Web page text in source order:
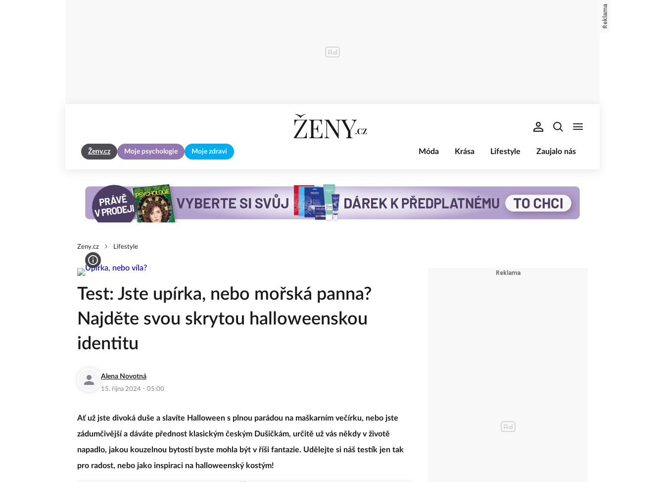
Ženy.cz Moje psychologie Moje zdraví Móda Krása Lifestyle Zaujalo nás
Zeny.cz Lifestyle
Test: Jste upírka, nebo mořská panna?
Najděte svou skrytou halloweenskou
identitu
Alena Novotná
15. října 2024 · 05:00
Ať už jste divoká duše a slavíte Halloween s plnou parádou na maškarním večírku, nebo jste
zádumčivější a dáváte přednost klasickým českým Dušičkám, určitě už vás někdy v životě
napadlo, jakou kouzelnou bytostí byste mohla být v říši fantazie. Udělejte si náš testík jen tak
pro radost, nebo jako inspiraci na halloweenský kostým!